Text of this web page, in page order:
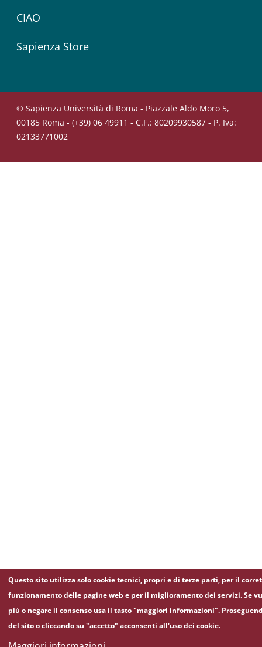
CIAO
Sapienza Store
© Sapienza Università di Roma - Piazzale Aldo Moro 5,
00185 Roma - (+39) 06 49911 - C.F.: 80209930587 - P. Iva:
02133771002
Questo sito utilizza solo cookie tecnici, propri e di terze parti, per il
funzionamento delle pagine web e per il miglioramento dei servizi. Se
più o negare il consenso usa il tasto "maggiori informazioni".
del sito o cliccando su "accetto" acconsenti all'uso dei cookie.